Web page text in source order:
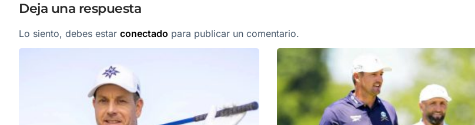
Deja una respuesta
Lo siento, debes estar conectado para publicar un comentario.